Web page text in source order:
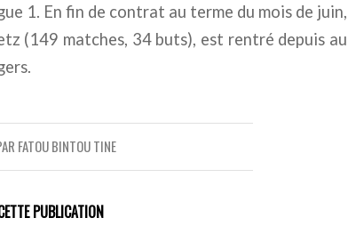
1. En fin de contrat au terme du mois de juin,
(149 matches, 34 buts), est rentré depuis au
FATOU BINTOU TINE
PUBLICATION